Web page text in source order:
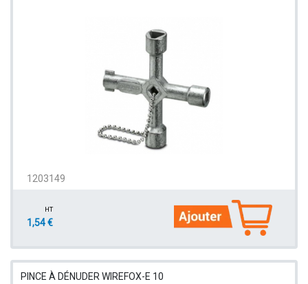
1203149
HT
1,54 €
PINCE À DÉNUDER WIREFOX-E 10